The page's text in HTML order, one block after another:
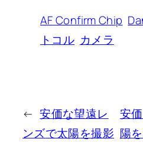
AF Confirm Chip
トコル カメラ
← 安価な望遠レ
ンズで太陽を撮影
安
陽